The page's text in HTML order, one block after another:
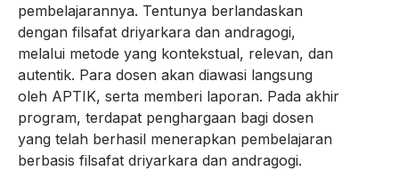
pembelajarannya. Tentunya berlandaskan
dengan filsafat driyarkara dan andragogi,
melalui metode yang kontekstual, relevan, dan
autentik. Para dosen akan diawasi langsung
oleh APTIK, serta memberi laporan. Pada akhir
program, terdapat penghargaan bagi dosen
yang telah berhasil menerapkan pembelajaran
berbasis filsafat driyarkara dan andragogi.